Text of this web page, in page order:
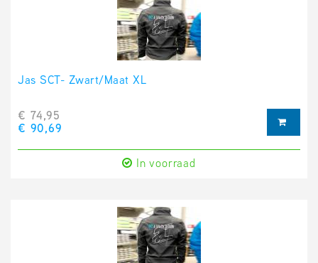
Jas SCT- Zwart/Maat XL
€ 74,95
€ 90,69
In voorraad